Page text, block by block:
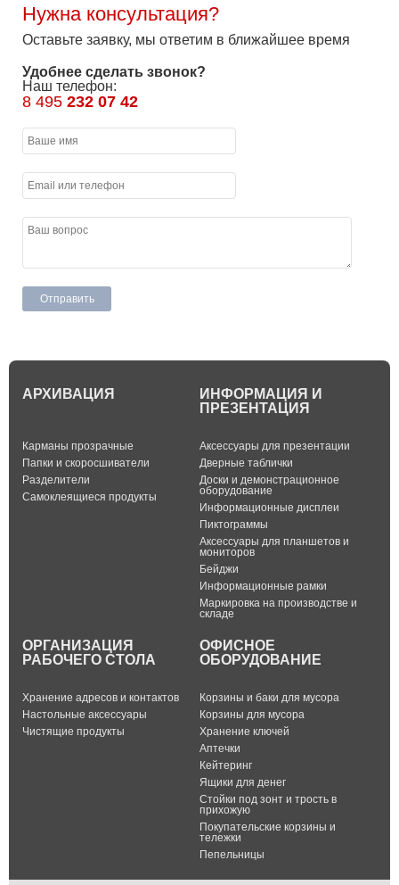
Нужна консультация?
Оставьте заявку, мы ответим в ближайшее время
Удобнее сделать звонок?
Наш телефон:
8 495 232 07 42
АРХИВАЦИЯ
Карманы прозрачные
Папки и скоросшиватели
Разделители
Самоклеящиеся продукты
ИНФОРМАЦИЯ И
ПРЕЗЕНТАЦИЯ
Аксессуары для презентации
Дверные таблички
Доски и демонстрационное
оборудование
Информационные дисплеи
Пиктограммы
Аксессуары для планшетов и
мониторов
Бейджи
Информационные рамки
Маркировка на производстве и
складе
ОРГАНИЗАЦИЯ
РАБОЧЕГО СТОЛА
Хранение адресов и контактов
Настольные аксессуары
Чистящие продукты
ОФИСНОЕ
ОБОРУДОВАНИЕ
Корзины и баки для мусора
Корзины для мусора
Хранение ключей
Аптечки
Кейтеринг
Ящики для денег
Стойки под зонт и трость в
прихожую
Покупательские корзины и
тележки
Пепельницы